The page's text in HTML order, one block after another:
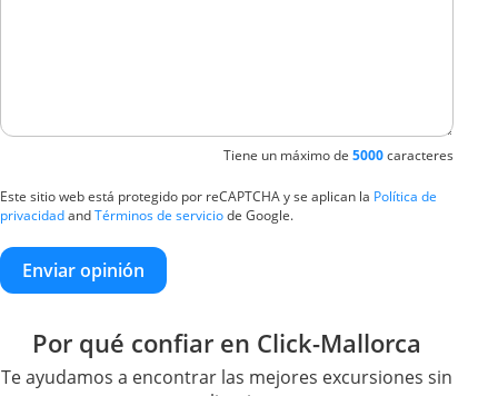
Tiene un máximo de 5000caracteres
Este sitio web está protegido por reCAPTCHA y se aplican la Política de
privacidadandTérminos de serviciode Google.
Enviar opinión
Por qué confiar en Click-Mallorca
Te ayudamos a encontrar las mejores excursiones sin